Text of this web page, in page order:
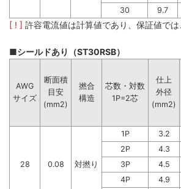
30
9.7
[ ! ] 許容電流値は計算値であり、保証値では
■シールドあり（ST30RSB）
AWG
サイズ
断面積
目安
(mm2)
撚合
構造
芯数・対数
1P=2芯
仕上
外径
(mm2)
28 0.08 対撚り
1P 3.2
2P 4.3
3P
4.5
4P
4.9